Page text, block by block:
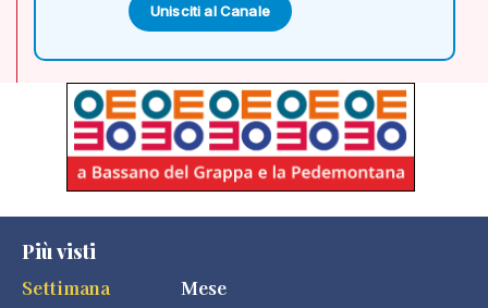
Unisciti al Canale
Più visti
Settimana
Mese